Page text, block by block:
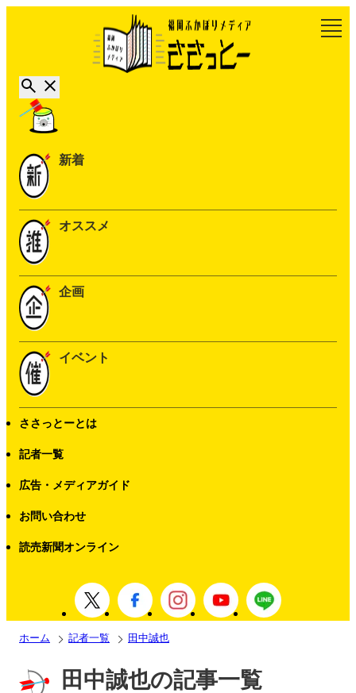
新着
オススメ
企画
イベント
ささっとーとは
記者一覧
広告・メディアガイド
お問い合わせ
読売新聞オンライン
ホーム 記者一覧 田中誠也
田中誠也の記事一覧